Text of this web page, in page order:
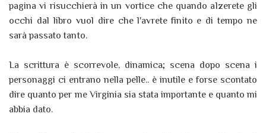
pagina vi risucchierà in un vortice che quando alzerete gli
occhi dal libro vuol dire che l'avrete finito e di tempo ne
sarà passato tanto.
La scrittura è scorrevole, dinamica; scena dopo scena i
personaggi ci entrano nella pelle.. è inutile e forse scontato
dire quanto per me Virginia sia stata importante e quanto mi
abbia dato.